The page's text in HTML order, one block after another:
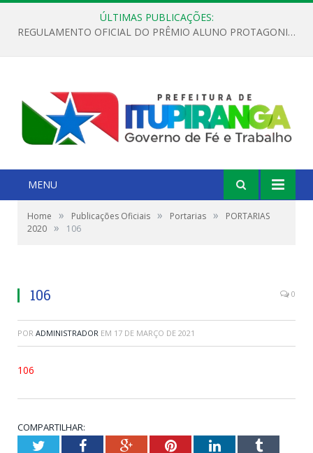
ÚLTIMAS PUBLICAÇÕES:
REGULAMENTO OFICIAL DO PRÊMIO ALUNO PROTAGONISTA – EDIÇÃO 2026
MENU
Home » Publicações Oficiais » Portarias »
PORTARIAS
2020 » 106
106 0
POR ADMINISTRADOR EM 17 DE MARÇO DE 2021
106
COMPARTILHAR:
TwitterFacebookGoogle+PinterestLinkedInTumblr